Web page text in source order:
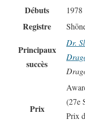
Débuts 1978
Registre
Principaux
succès
Dr.
Prix
(27e
Prix